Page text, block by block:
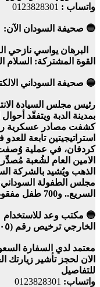
واتساب : 0123828301
🔵 صحيفة السودان الآن:
البرهان يواسي نازحي
القوة المشتركة:
🔵 صحيفة السوداني
رئيس مجلس السيادة
بمدينة الدبة ويتفقّد أحوال
كشفت مصادر عسكرية
استراتيجيتين تابعة
كردفان، في عملية وُصفت
الامين العام لشُعبة
الذهب ويُشيد بالشركة
السريع.. و700 طفل مفقود
🔵 مكتب وعد للاستخدام
الخارجي ترخيص رقم (٤٠٥)
معتمد لدي السفارة
الان لحجز تأشير زيارتك
للتفاصيل
واتساب: 0123828301